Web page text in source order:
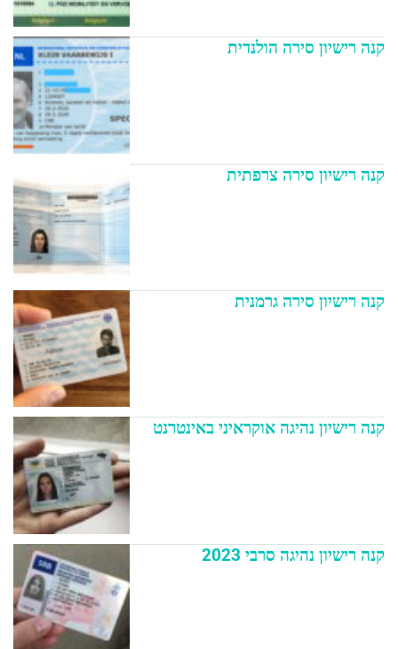
קנה רישיון סירה הולנדית
קנה רישיון סירה צרפתית
קנה רישיון סירה גרמנית
קנה רישיון נהיגה אוקראיני באינטרנט
קנה רישיון נהיגה סרבי 2023